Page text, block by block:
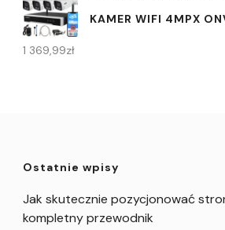
KAMER WIFI 4MPX
1 369,99zł
Ostatnie wpisy
Jak skutecznie pozycjonować
kompletny przewodnik